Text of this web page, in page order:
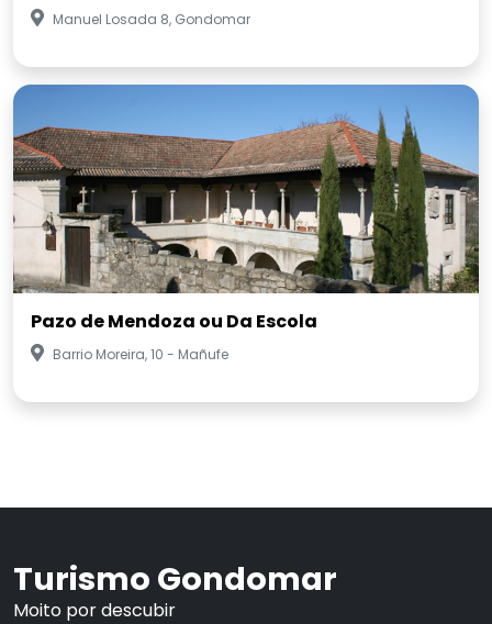
Manuel Losada 8, Gondomar
Pazo de Mendoza ou Da Escola
Barrio Moreira, 10 - Mañufe
Turismo Gondomar
Moito por descubir